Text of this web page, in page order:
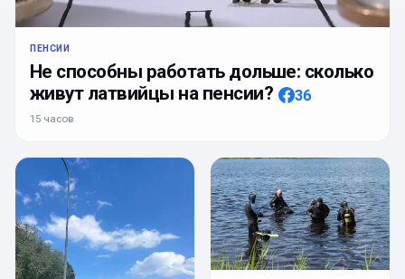
ПЕНСИИ
Не способны работать дольше: сколько
живут латвийцы на пенсии?
36
15 часов